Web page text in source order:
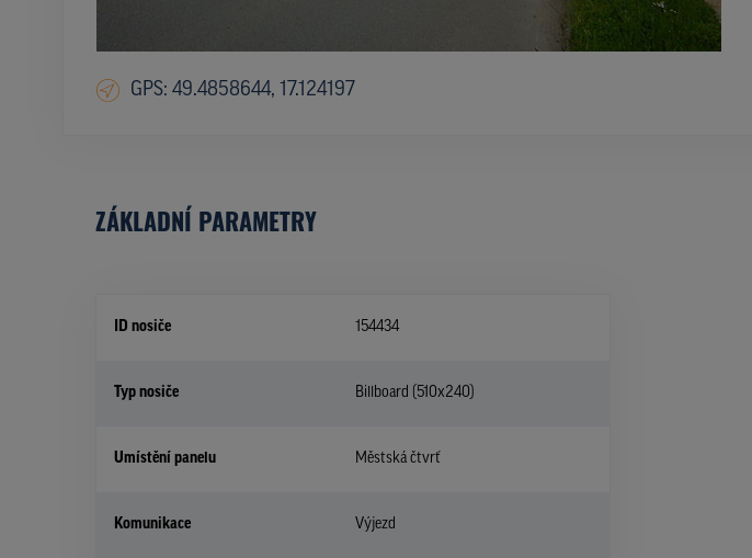
GPS: 49.4858644, 17.124197
ZÁKLADNÍ PARAMETRY
ID nosiče 154434
Typ nosiče Billboard (510x240)
Umístění panelu Městská čtvrť
Komunikace Výjezd